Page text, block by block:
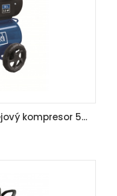
HC 53 DC - dvojpiestny olejový kompresor 50 l